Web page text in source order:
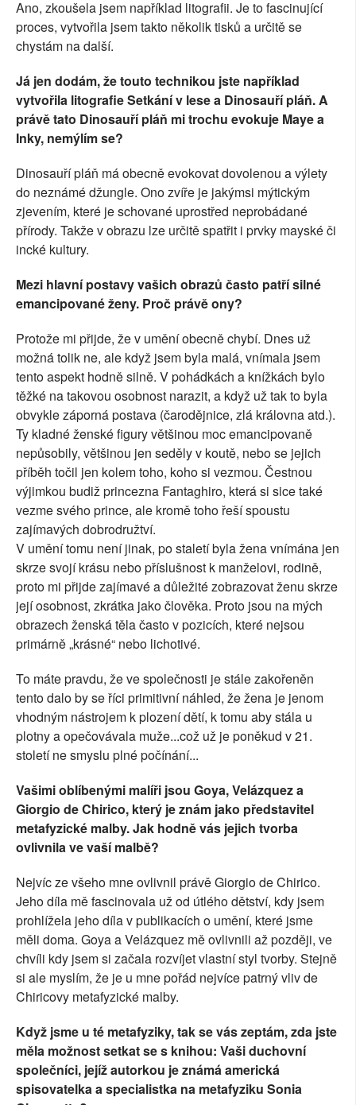
Ano, zkoušela jsem například litografii. Je to fascinující
proces, vytvořila jsem takto několik tisků a určitě se
chystám na další.
Já jen dodám, že touto technikou jste například
vytvořila litografie Setkání v lese a Dinosauří pláň. A
právě tato Dinosauří pláň mi trochu evokuje Maye a
Inky, nemýlím se?
Dinosauří pláň má obecně evokovat dovolenou a výlety
do neznámé džungle. Ono zvíře je jakýmsi mýtickým
zjevením, které je schované uprostřed neprobádané
přírody. Takže v obrazu lze určitě spatřit i prvky mayské či
incké kultury.
Mezi hlavní postavy vašich obrazů často patří silné
emancipované ženy. Proč právě ony?
Protože mi přijde, že v umění obecně chybí. Dnes už
možná tolik ne, ale když jsem byla malá, vnímala jsem
tento aspekt hodně silně. V pohádkách a knížkách bylo
těžké na takovou osobnost narazit, a když už tak to byla
obvykle záporná postava (čarodějnice, zlá královna atd.).
Ty kladné ženské figury většinou moc emancipovaně
nepůsobily, většinou jen seděly v koutě, nebo se jejich
příběh točil jen kolem toho, koho si vezmou. Čestnou
výjimkou budiž princezna Fantaghiro, která si sice také
vezme svého prince, ale kromě toho řeší spoustu
zajímavých dobrodružtví.
V umění tomu není jinak, po staletí byla žena vnímána jen
skrze svojí krásu nebo příslušnost k manželovi, rodině,
proto mi přijde zajímavé a důležité zobrazovat ženu skrze
její osobnost, zkrátka jako člověka. Proto jsou na mých
obrazech ženská těla často v pozicích, které nejsou
primárně „krásné“ nebo lichotivé.
To máte pravdu, že ve společnosti je stále zakořeněn
tento dalo by se říci primitivní náhled, že žena je jenom
vhodným nástrojem k plození dětí, k tomu aby stála u
plotny a opečovávala muže...což už je poněkud v 21.
století ne smyslu plné počínání...
Vašimi oblíbenými malíři jsou Goya, Velázquez a
Giorgio de Chirico, který je znám jako představitel
metafyzické malby. Jak hodně vás jejich tvorba
ovlivnila ve vaší malbě?
Nejvíc ze všeho mne ovlivnil právě Giorgio de Chirico.
Jeho díla mě fascinovala už od útlého dětství, kdy jsem
prohlížela jeho díla v publikacích o umění, které jsme
měli doma. Goya a Velázquez mě ovlivnili až později, ve
chvíli kdy jsem si začala rozvíjet vlastní styl tvorby. Stejně
si ale myslím, že je u mne pořád nejvíce patrný vliv de
Chiricovy metafyzické malby.
Když jsme u té metafyziky, tak se vás zeptám, zda jste
měla možnost setkat se s knihou: Vaši duchovní
společníci, jejíž autorkou je známá americká
spisovatelka a specialistka na metafyziku Sonia